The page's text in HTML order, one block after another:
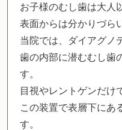
お子様のむし歯は大人
表面からは分かりづら
当院では、ダイアグノ
歯の内部に潜むむし歯
す。
目視やレントゲンだけ
この装置で表層下にあ
す。